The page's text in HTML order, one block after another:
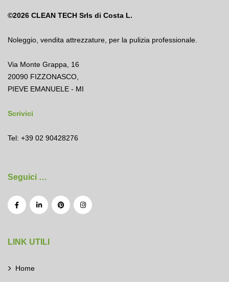
©2026 CLEAN TECH Srls di Costa L.
Noleggio vendita attrezzature per la pulizia professionale.
Via Monte Grappa, 16
20090 FIZZONASCO,
PIEVE EMANUELE - MI
Scrivici
Tel: +39 02 90428276
Seguici …
LINK UTILI
Home